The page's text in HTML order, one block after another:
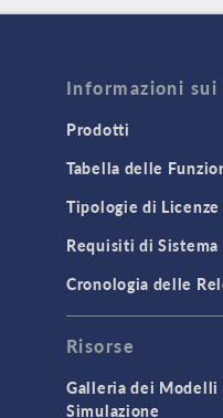
Informazioni
Prodotti
Tabella delle
Tipologie di Licenze
Requisiti di Sistema
Cronologia delle
Risorse
Galleria dei Modelli
Simulazione